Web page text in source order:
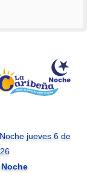
jueves 6 de